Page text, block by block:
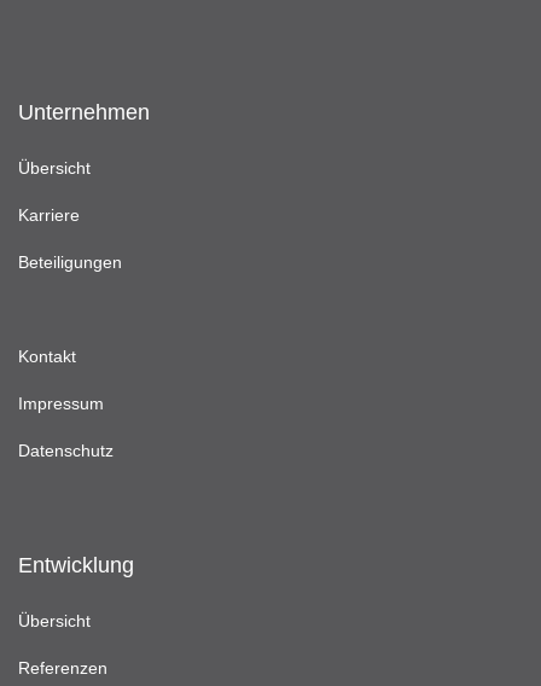
Unternehmen
Übersicht
Karriere
Beteiligungen
Kontakt
Impressum
Datenschutz
Entwicklung
Übersicht
Referenzen